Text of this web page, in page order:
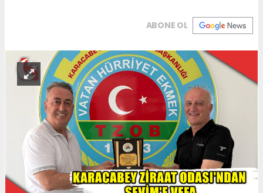
ABONE OL